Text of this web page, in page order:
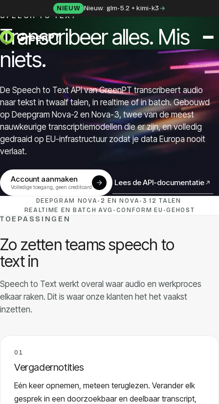
NIEUW Nieuw: glm-5.2 + kimi-k3
OPLOSSINGEN
Apps
Frida
Honey
Models
GreenPT Code
Document OCR
Speech-to-Text
Voor bedrijven
Duurzaamheid
SPEECH TO TEXT
Transcribeer alles. Mis
niets.
De Speech to Text API van GreenPT transcribeert audio
naar tekst in twaalf talen, in realtime of in batch. Gebouwd
op Deepgram Nova-2 en Nova-3, twee van de meest
nauwkeurige transcriptiemodellen die er zijn, en volledig
gedraaid op EU-infrastructuur zodat je data Europa nooit
verlaat.
Account aanmaken
Volledige toegang, geen creditcard
(opens in a new tab)
Lees de API-documentatie
(opens in a new tab)
DEEPGRAM NOVA-2 EN NOVA-3 ·12 TALEN ·
REALTIME EN BATCH ·AVG-CONFORM · EU-GEHOST
TOEPASSINGEN
Zo zetten teams speech to
text in
Speech to Text werkt overal waar audio en werkproces
elkaar raken. Dit is waar onze klanten het het vaakst
inzetten.
01
Vergadernotities
Eén keer opnemen, meteen teruglezen. Verander elk
gesprek in een doorzoekbaar en deelbaar transcript,